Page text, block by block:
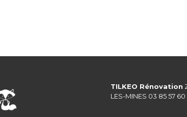
TILKEO Rénovation
LES-MINES 03 85 57 60